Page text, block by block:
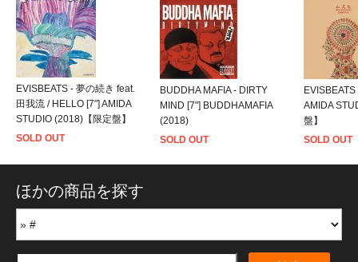
EVISBEATS - 夢の続き feat.
田我流 / HELLO [7"] AMIDA
STUDIO (2018)【限定盤】
SOLD OUT
BUDDHA MAFIA - DIRTY
MIND [7"] BUDDHAMAFIA
(2018)
SOLD OUT
AMIDA
盤】
SOLD OUT
ほかの商品を探す